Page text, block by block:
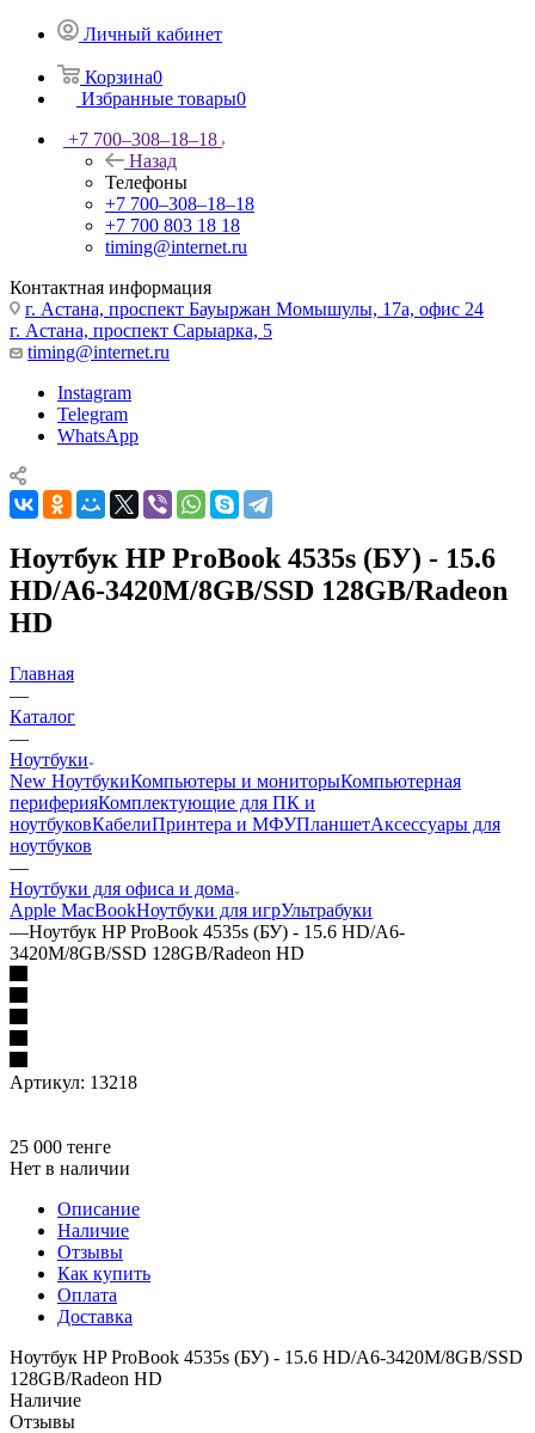
Личный кабинет
Корзина0
Избранные товары0
+7 700‒308‒18‒18
Назад
Телефоны
+7 700‒308‒18‒18
+7 700 803 18 18
timing@internet.ru
Контактная информация
г. Астана, проспект Бауыржан Момышулы, 17а, офис 24
г. Астана, проспект Сарыарка, 5
timing@internet.ru
Instagram
Telegram
WhatsApp
Ноутбук HP ProBook 4535s (БУ) - 15.6
HD/A6-3420M/8GB/SSD 128GB/Radeon
HD
Главная
—
Каталог
—
Ноутбуки
New НоутбукиКомпьютеры и мониторыКомпьютерная
периферияКомплектующие для ПК и
ноутбуковКабелиПринтера и МФУПланшетАксессуары для
ноутбуков
—
Ноутбуки для офиса и дома
Apple MacBookНоутбуки для игрУльтрабуки
—Ноутбук HP ProBook 4535s (БУ) - 15.6 HD/A6-
3420M/8GB/SSD 128GB/Radeon HD
Артикул: 13218
25 000 тенге
Нет в наличии
Описание
Наличие
Отзывы
Как купить
Оплата
Доставка
Ноутбук HP ProBook 4535s (БУ) - 15.6 HD/A6-3420M/8GB/SSD
128GB/Radeon HD
Наличие
Отзывы